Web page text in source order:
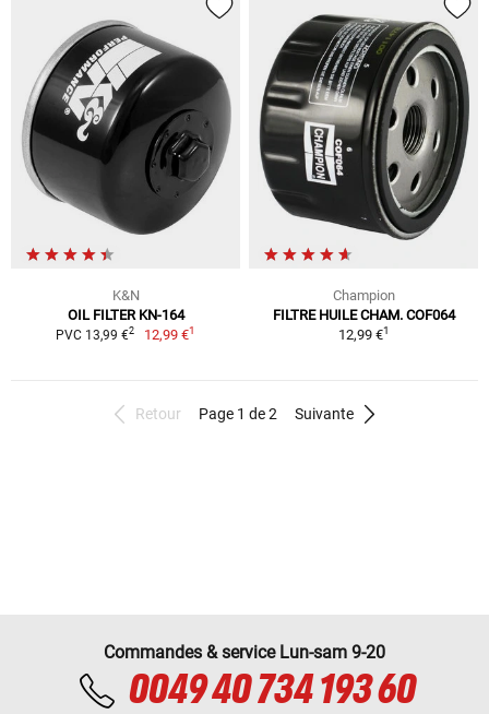
K&N
OIL FILTER KN-164
PVC 13,99 €2 12,99 €1
Champion
FILTRE HUILE CHAM. COF064
12,99 €1
Retour Page 1 de 2 Suivante
Commandes & service Lun-sam 9-20
0049 40 734 193 60